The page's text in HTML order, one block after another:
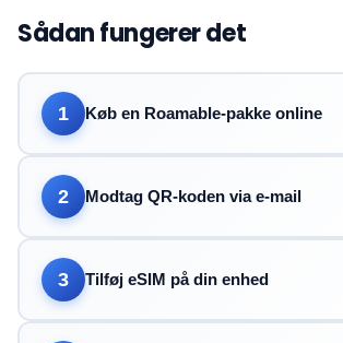
Sådan fungerer det
1 Køb en Roamable-pakke online
2 Modtag QR-koden via e-mail
3 Tilføj eSIM på din enhed